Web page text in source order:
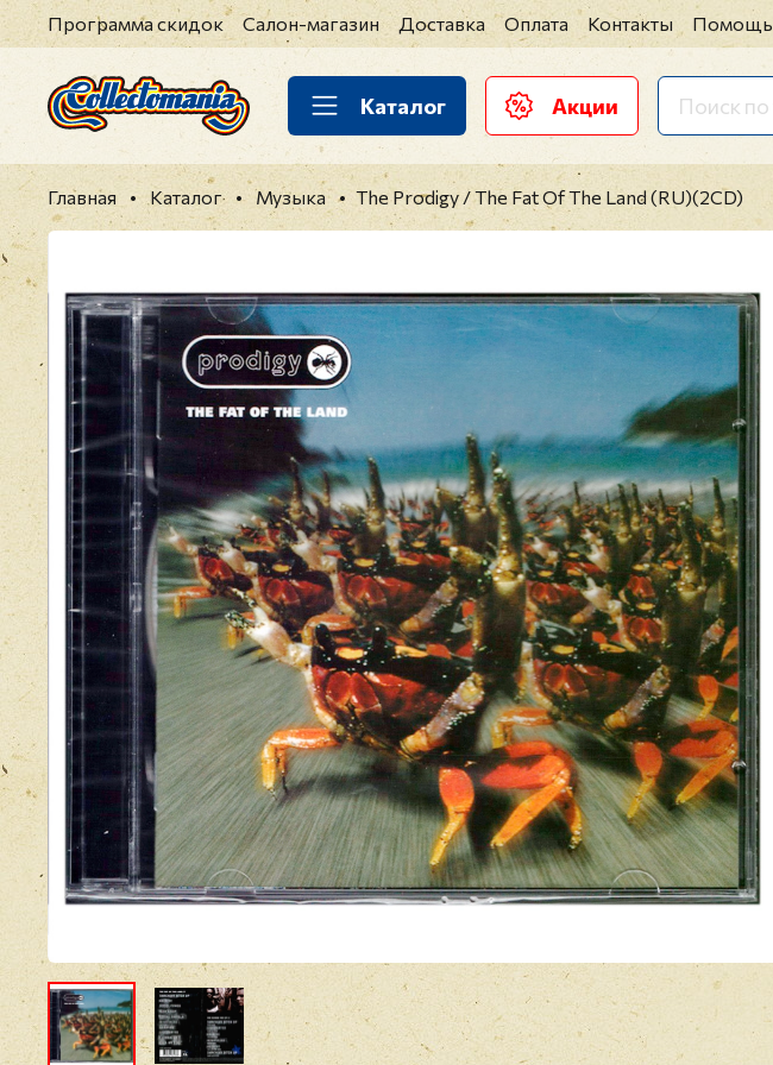
Программа скидок Салон-магазин Доставка Оплата Контакты Помощь
Каталог Акции
Главная Каталог Музыка The Prodigy / The Fat Of The Land (RU)(2CD)